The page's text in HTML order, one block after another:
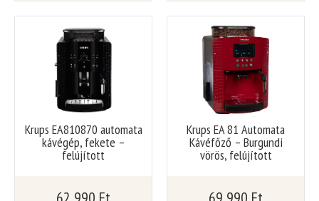
Krups EA810870 automata
kávégép, fekete –
felújított
Krups EA 81 Automata
Kávéfőző – Burgundi
vörös, felújított